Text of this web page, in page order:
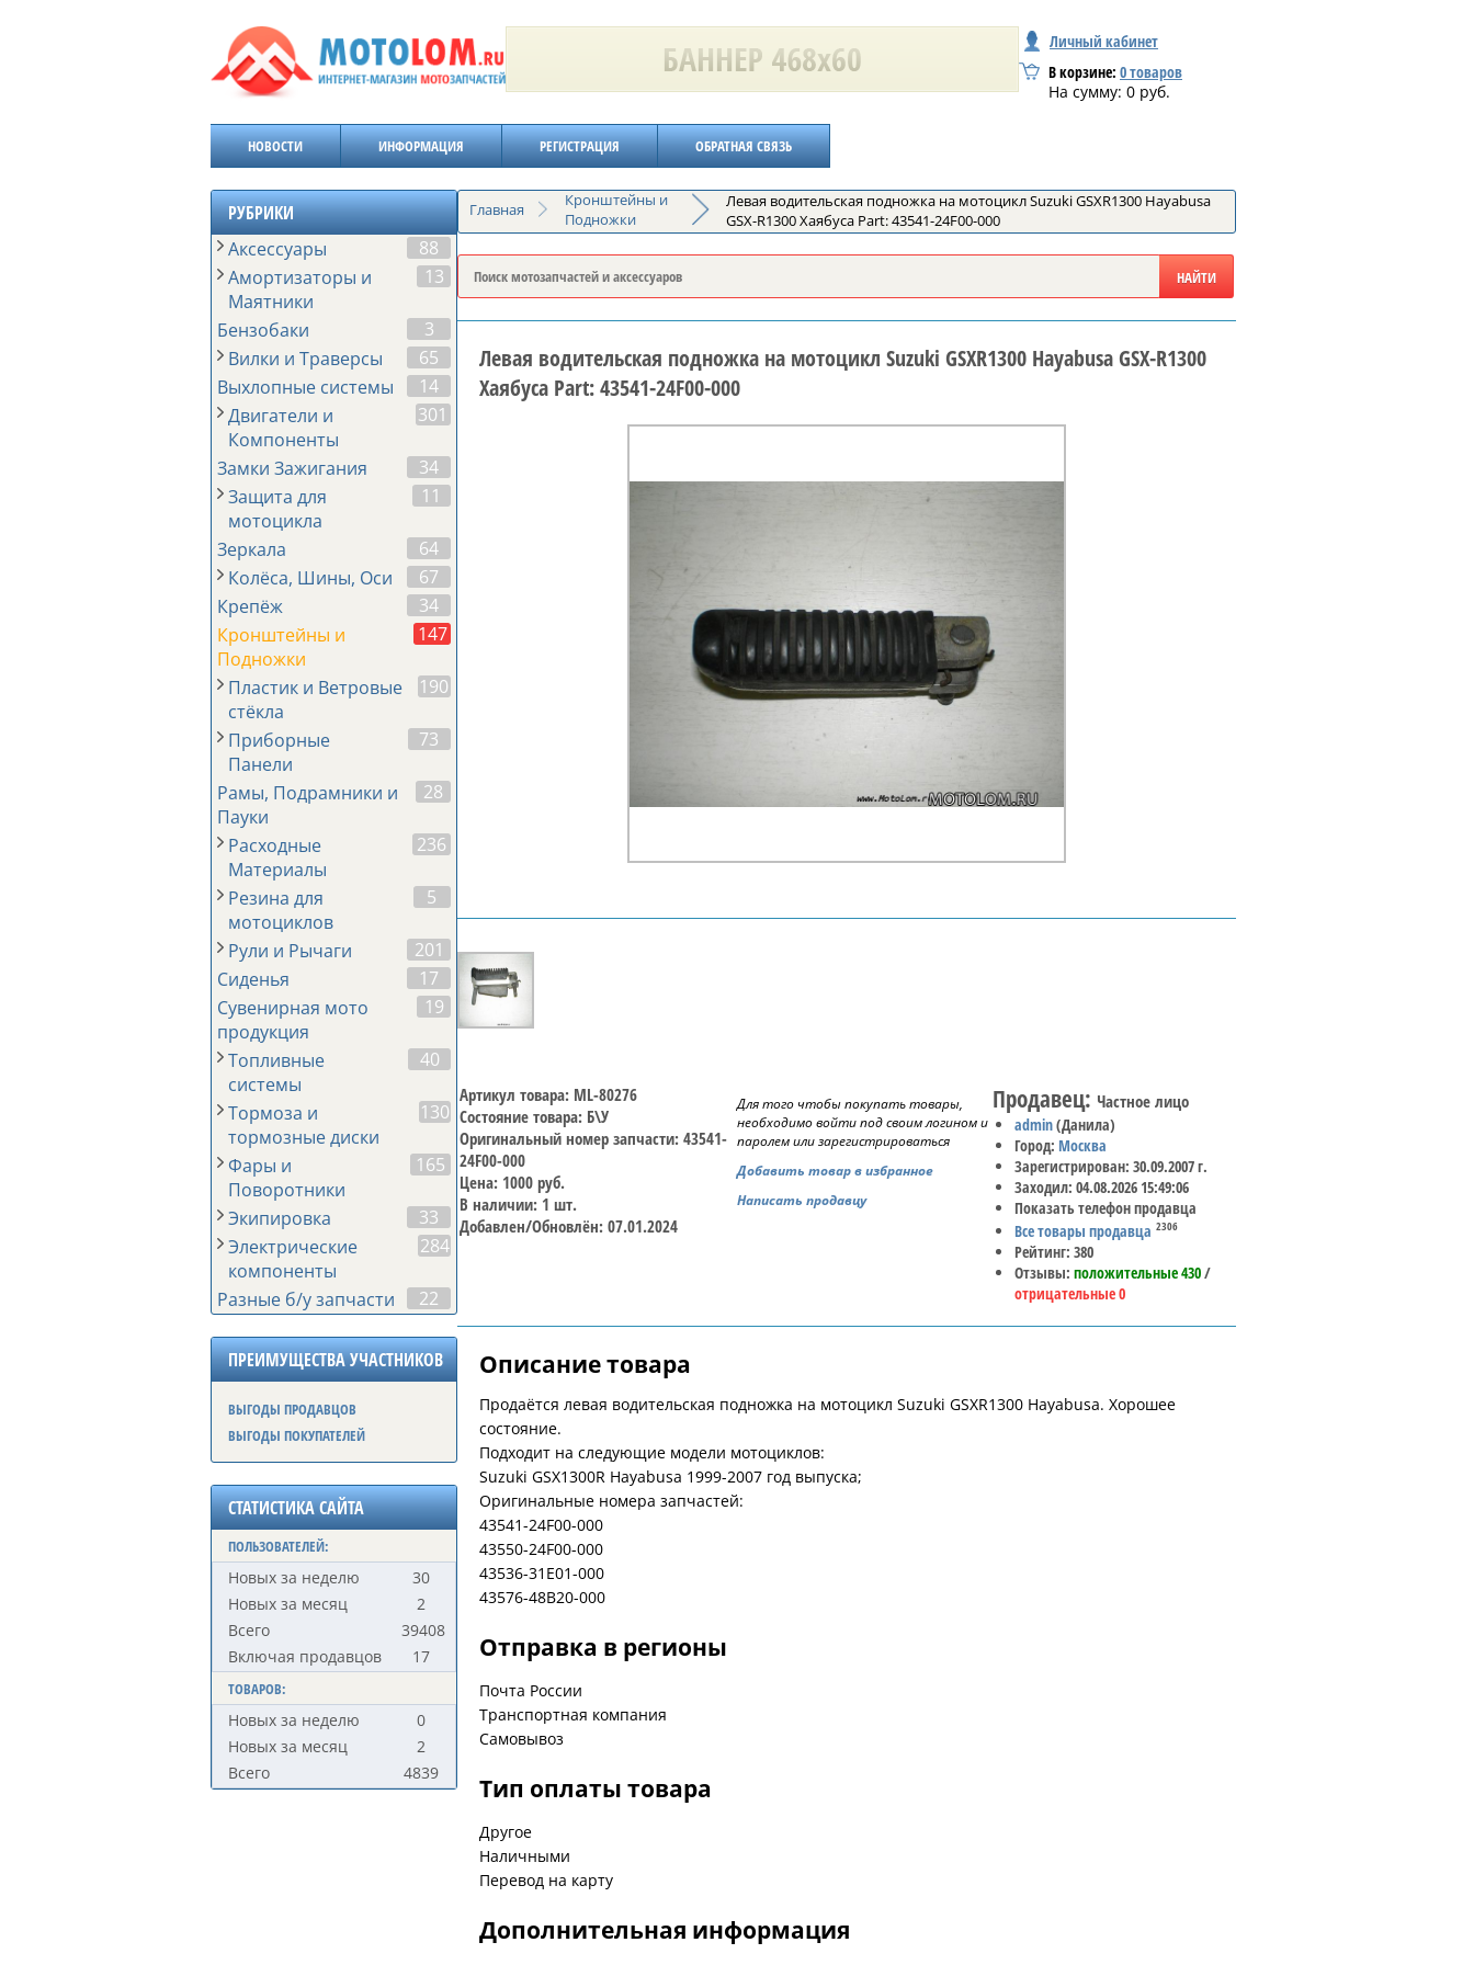
Личный кабинет
В корзине: 0товаров
На сумму: 0 руб.
НОВОСТИ ИНФОРМАЦИЯ РЕГИСТРАЦИЯ ОБРАТНАЯ СВЯЗЬ
РУБРИКИ
Аксессуары
88
Амортизаторы и
Маятники
13
Бензобаки
3
Вилки и Траверсы
65
Выхлопные системы
14
Двигатели и
Компоненты
301
Замки Зажигания
34
Защита для
мотоцикла
11
Зеркала
64
Колёса, Шины, Оси
67
Крепёж
34
Кронштейны и
Подножки
147
Пластик и Ветровые
стёкла
190
Приборные
Панели
73
Рамы, Подрамники и
Пауки
28
Расходные
Материалы
236
Резина для
мотоциклов
5
Рули и Рычаги
201
Сиденья
17
Сувенирная мото
продукция
19
Топливные
системы
40
Тормоза и
тормозные диски
130
Фары и
Поворотники
165
Экипировка
33
Электрические
компоненты
284
Разные б/у запчасти 22
ПРЕИМУЩЕСТВА УЧАСТНИКОВ
ВЫГОДЫ ПРОДАВЦОВ
ВЫГОДЫ ПОКУПАТЕЛЕЙ
СТАТИСТИКА САЙТА
ПОЛЬЗОВАТЕЛЕЙ:
Новых за неделю
30
Новых за месяц
2
Всего
39408
Включая продавцов
17
ТОВАРОВ:
Новых за неделю
0
Новых за месяц
2
Всего
4839
Главная
Кронштейны и
Подножки
Левая водительская подножка на мотоцикл Suzuki GSXR1300 Hayabusa
GSX-R1300 Хаябуса Part: 43541-24F00-000
Левая водительская подножка на мотоцикл Suzuki GSXR1300 Hayabusa GSX-R1300
Хаябуса Part: 43541-24F00-000
Артикул товара: ML-80276
Состояние товара: Б\У
Оригинальный номер запчасти: 43541-
24F00-000
Цена: 1000 руб.
В наличии: 1 шт.
Добавлен/Обновлён: 07.01.2024
Для того чтобы покупать товары,
необходимо войти под своим логином и
паролем или зарегистрироваться
Добавить товар в избранное
Написать продавцу
Продавец: Частное лицо
admin(Данила)
Город: Москва
Зарегистрирован: 30.09.2007 г.
Заходил: 04.08.2026 15:49:06
Показать телефон продавца
Все товары продавца 2306
Рейтинг: 380
Отзывы:положительные 430/
отрицательные 0
Описание товара
Продаётся левая водительская подножка на мотоцикл Suzuki GSXR1300 Hayabusa. Хорошее
состояние.
Подходит на следующие модели мотоциклов:
Suzuki GSX1300R Hayabusa 1999-2007 год выпуска;
Оригинальные номера запчастей:
43541-24F00-000
43550-24F00-000
43536-31E01-000
43576-48B20-000
Отправка в регионы
Почта России
Транспортная компания
Самовывоз
Тип оплаты товара
Другое
Наличными
Перевод на карту
Дополнительная информация